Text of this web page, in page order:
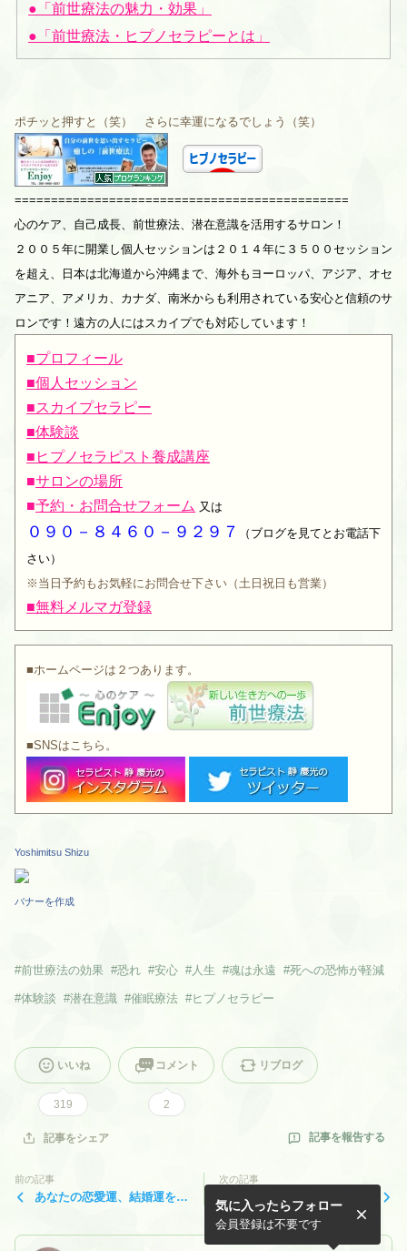
●「前世療法の魅力・効果」
●「前世療法・ヒプノセラピーとは」
ポチッと押すと（笑） さらに幸運になるでしょう（笑）
==============================================
心のケア、自己成長、前世療法、潜在意識を活用するサロン！
２００５年に開業し個人セッションは２０１４年に３５００セッション
を超え、日本は北海道から沖縄まで、海外もヨーロッパ、アジア、オセ
アニア、アメリカ、カナダ、南米からも利用されている安心と信頼のサ
ロンです！遠方の人にはスカイプでも対応しています！
■プロフィール
■個人セッション
■スカイプセラピー
■体験談
■ヒプノセラピスト養成講座
■サロンの場所
■予約・お問合せフォーム 又は
０９０－８４６０－９２９７
（ブログを見てとお電話下
さい）
※当日予約もお気軽にお問合せ下さい（土日祝日も営業）
■無料メルマガ登録
■ホームページは２つあります。
■SNSはこちら。
Yoshimitsu Shizu
バナーを作成
#前世療法の効果 #恐れ #安心 # 人生 #魂は永遠 #死への恐怖が軽減
#体験談 #潜在意識 #催眠療法 #ヒプノセラピー
いいね
319
コメント
2
リブログ
記事をシェア 記事を報告する
前の記事
あなたの恋愛運、結婚運を上
次の記事
バレンタインデー
気に入ったらフォロー
会員登録は不要です